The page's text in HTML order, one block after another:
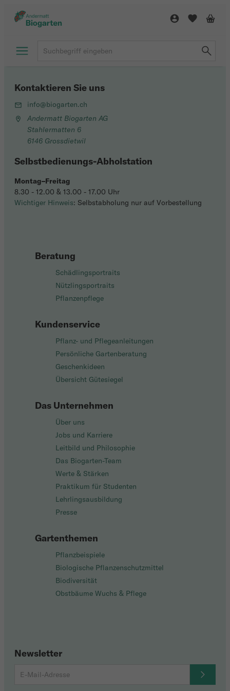
Beratung
Schädlingsportraits
Nützlingsportraits
Pflanzenpflege
Kundenservice
Pflanz- und Pflegeanleitungen
Persönliche Gartenberatung
Geschenkideen
Übersicht Gütesiegel
Das Unternehmen
Über uns
Jobs und Karriere
Leitbild und Philosophie
Das Biogarten-Team
Werte & Stärken
Praktikum für Studenten
Lehrlingsausbildung
Presse
Gartenthemen
Pflanzbeispiele
Biologische Pflanzenschutzmittel
Biodiversität
Obstbäume Wuchs & Pflege
Newsletter
Kontaktieren Sie uns
info@biogarten.ch
Andermatt Biogarten AG
Stahlermatten 6
6146 Grossdietwil
Selbstbedienungs-Abholstation
Montag–Freitag
8.30 - 12.00 & 13.00 - 17.00 Uhr
Wichtiger Hinweis: Selbstabholung nur auf Vorbestellung